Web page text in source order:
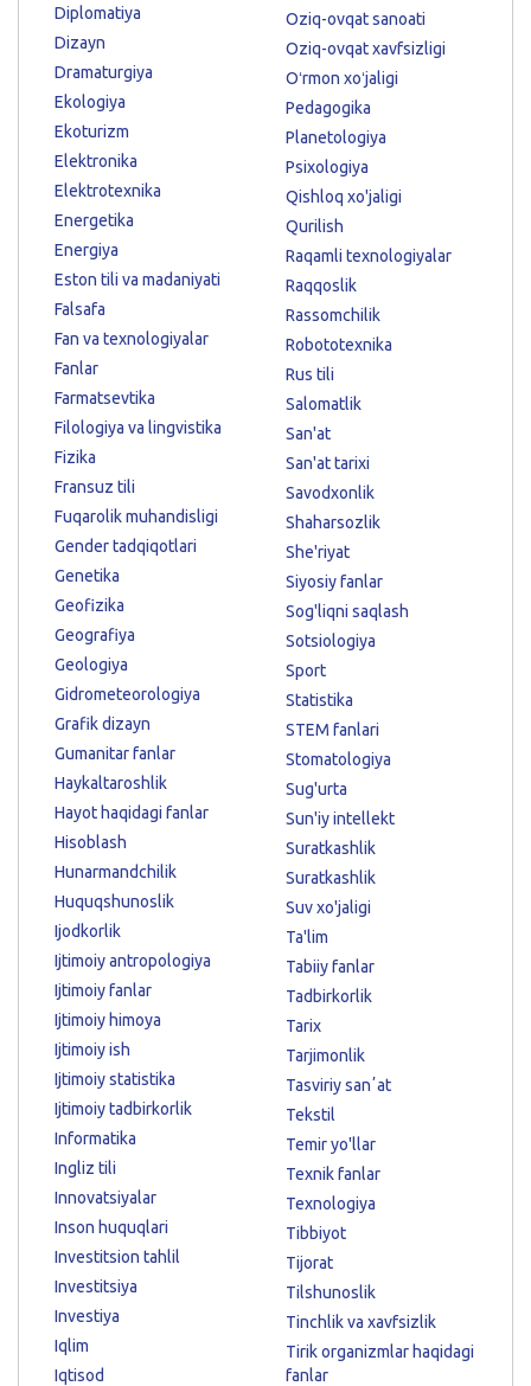
Diplomatiya
Dizayn
Dramaturgiya
Ekologiya
Ekoturizm
Elektronika
Elektrotexnika
Energetika
Energiya
Eston tili va madaniyati
Falsafa
Fan va texnologiyalar
Fanlar
Farmatsevtika
Filologiya va lingvistika
Fizika
Fransuz tili
Fuqarolik muhandisligi
Gender tadqiqotlari
Genetika
Geofizika
Geografiya
Geologiya
Gidrometeorologiya
Grafik dizayn
Gumanitar fanlar
Haykaltaroshlik
Hayot haqidagi fanlar
Hisoblash
Hunarmandchilik
Huquqshunoslik
Ijodkorlik
Ijtimoiy antropologiya
Ijtimoiy fanlar
Ijtimoiy himoya
Ijtimoiy ish
Ijtimoiy statistika
Ijtimoiy tadbirkorlik
Informatika
Ingliz tili
Innovatsiyalar
Inson huquqlari
Investitsion tahlil
Investitsiya
Investiya
Iqlim
Iqtisod
Oziq-ovqat sanoati
Oziq-ovqat xavfsizligi
Oʻrmon xoʻjaligi
Pedagogika
Planetologiya
Psixologiya
Qishloq xo'jaligi
Qurilish
Raqamli texnologiyalar
Raqqoslik
Rassomchilik
Robototexnika
Rus tili
Salomatlik
San'at
San'at tarixi
Savodxonlik
Shaharsozlik
She'riyat
Siyosiy fanlar
Sog'liqni saqlash
Sotsiologiya
Sport
Statistika
STEM fanlari
Stomatologiya
Sug'urta
Sun'iy intellekt
Suratkashlik
Suratkashlik
Suv xo'jaligi
Ta'lim
Tabiiy fanlar
Tadbirkorlik
Tarix
Tarjimonlik
Tasviriy sanʼat
Tekstil
Temir yo'llar
Texnik fanlar
Texnologiya
Tibbiyot
Tijorat
Tilshunoslik
Tinchlik va xavfsizlik
Tirik organizmlar haqidagi
fanlar